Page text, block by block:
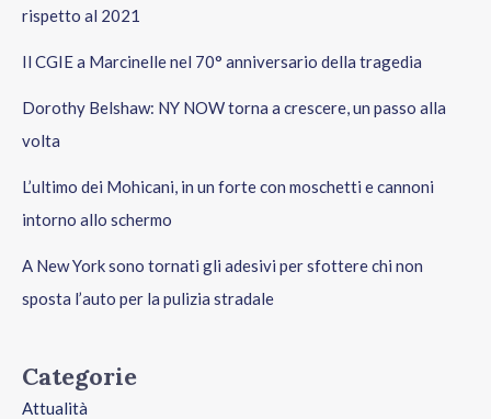
rispetto al 2021
Il CGIE a Marcinelle nel 70° anniversario della tragedia
Dorothy Belshaw: NY NOW torna a crescere, un passo alla
volta
L’ultimo dei Mohicani, in un forte con moschetti e cannoni
intorno allo schermo
A New York sono tornati gli adesivi per sfottere chi non
sposta l’auto per la pulizia stradale
Categorie
Attualità